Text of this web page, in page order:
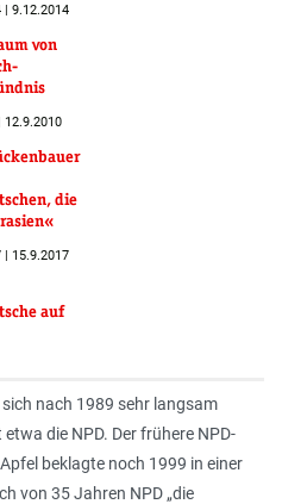
| 9.12.2014
von
12.9.2010
die
| 15.9.2017
auf
sich nach 1989 sehr langsam
die NPD. Der frühere NPD-
beklagte noch 1999 in einer
von 35 Jahren NPD „die